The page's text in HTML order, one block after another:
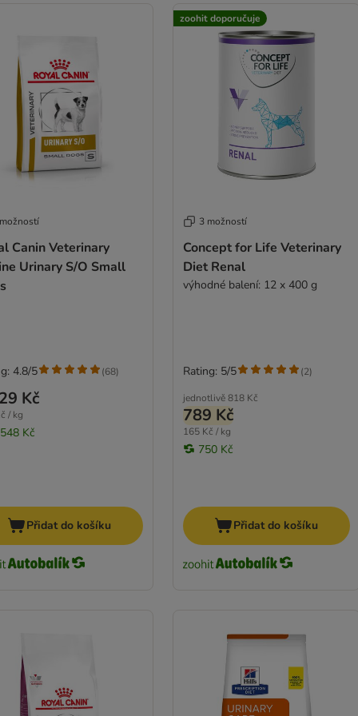
Canin Veterinary
Urinary S/O Small
Kč
/ kg
Kč
4.8/5 (68)
Přidat do košíku
zoohit doporučuje
3 možností
Concept for Life Veterinary
Diet Renal
výhodné balení: 12 x 400 g
jednotlivě 818 Kč
789 Kč
165 Kč / kg
750 Kč
Rating: 5/5 (2)
Přidat do košíku